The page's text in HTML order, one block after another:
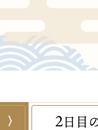
2日目